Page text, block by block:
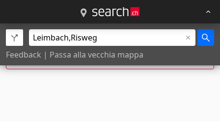
Feedback | Passa alla vecchia mappa
Risweg 1, Leimbach è stata corretta aRisweg 1,
Zürich.